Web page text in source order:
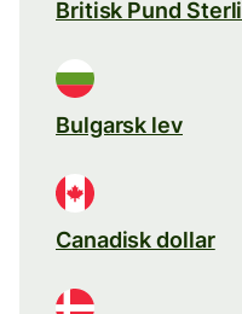
Britisk Pund
Bulgarsk lev
Canadisk dollar